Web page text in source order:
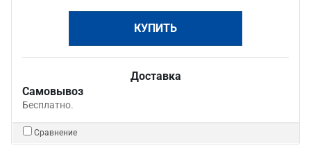
КУПИТЬ
Доставка
Самовывоз
Бесплатно.
Сравнение